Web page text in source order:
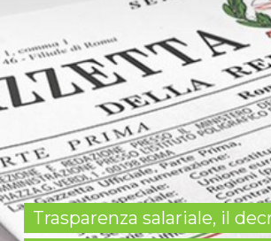
Trasparenza salariale, il